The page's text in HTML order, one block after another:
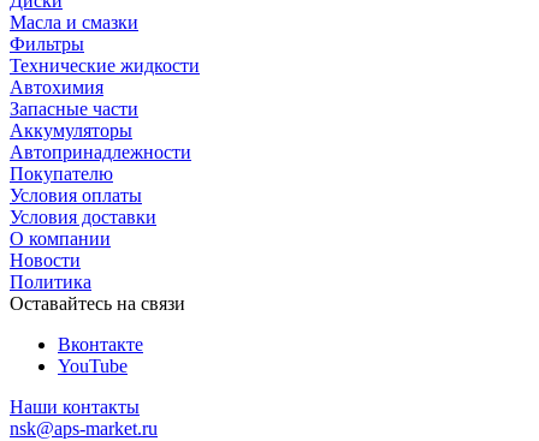
Масла и смазки
Фильтры
Технические жидкости
Автохимия
Запасные части
Аккумуляторы
Автопринадлежности
Покупателю
Условия оплаты
Условия доставки
О компании
Новости
Политика
Оставайтесь на связи
Вконтакте
YouTube
Наши контакты
nsk@aps-market.ru